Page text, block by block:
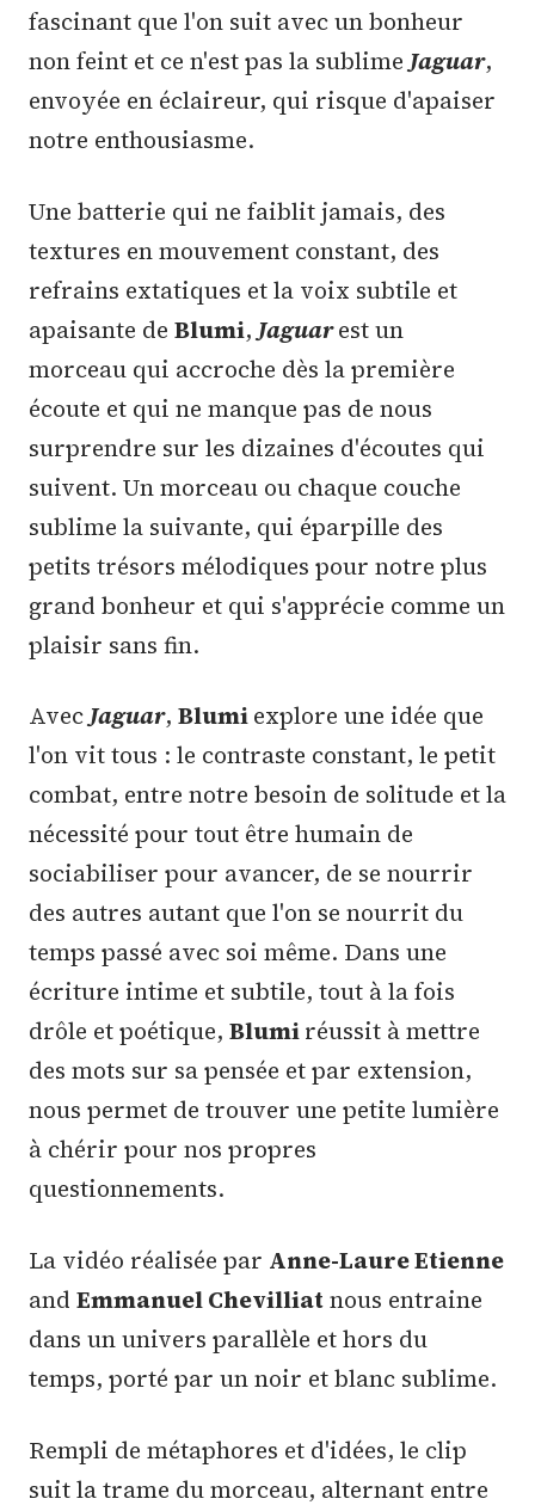
fascinant que l'on suit avec un bonheur
non feint et ce n'est pas la sublimeJaguar,
envoyée en éclaireur, qui risque d'apaiser
notre enthousiasme.
Une batterie qui ne faiblit jamais, des
textures en mouvement constant, des
refrains extatiques et la voix subtile et
apaisante de Blumi, Jaguarest un
morceau qui accroche dès la première
écoute et qui ne manque pas de nous
surprendre sur les dizaines d'écoutes qui
suivent. Un morceau ou chaque couche
sublime la suivante, qui éparpille des
petits trésors mélodiques pour notre plus
grand bonheur et qui s'apprécie comme un
plaisir sans fin.
AvecJaguar, Blumiexplore une idée que
l'on vit tous : le contraste constant, le petit
combat, entre notre besoin de solitude et la
nécessité pour tout être humain de
sociabiliser pour avancer, de se nourrir
des autres autant que l'on se nourrit du
temps passé avec soi même. Dans une
écriture intime et subtile, tout à la fois
drôle et poétique, Blumiréussit à mettre
des mots sur sa pensée et par extension,
nous permet de trouver une petite lumière
à chérir pour nos propres
questionnements.
La vidéo réalisée par Anne-Laure Etienne
and Emmanuel Chevilliatnous entraine
dans un univers parallèle et hors du
temps, porté par un noir et blanc sublime.
Rempli de métaphores et d'idées, le clip
suit la trame du morceau, alternant entre